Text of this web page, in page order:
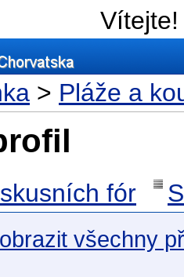
Vítejte!
> Pláže a
fór
všechny